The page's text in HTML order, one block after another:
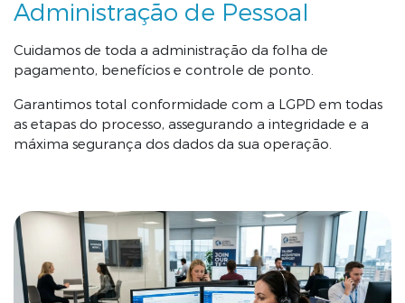
Administração de Pessoal
Cuidamos de toda a administração da folha de
pagamento, benefícios e controle de ponto.
Garantimos total conformidade com a LGPD em todas
as etapas do processo, assegurando a integridade e a
máxima segurança dos dados da sua operação